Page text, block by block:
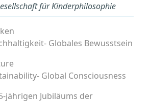
für Kinderphilosophie
Globales Bewusstsein
Global Consciousness
jährigen Jubiläums der